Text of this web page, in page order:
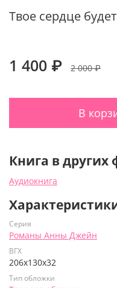
Твое сердце
1 400 ₽ 2 000 ₽
В
Книга в других
Аудиокнига
Серия
Романы Анны Джейн
ВГХ
206х130х32
Тип обложки